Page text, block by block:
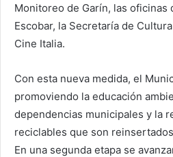
Monitoreo de Garín, las oficinas
Escobar, la Secretaría de
Cine Italia.
Con esta nueva medida, el
promoviendo la educación
dependencias municipales y la
reciclables que son
En una segunda etapa se